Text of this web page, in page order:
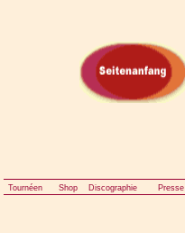
Tournéen Shop Discographie Presse